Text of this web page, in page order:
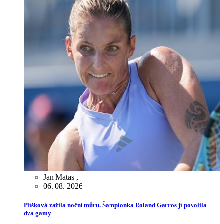
Jan Matas ,
06. 08. 2026
Plíšková zažila noční můru. Šampionka Roland Garros jí povolila
dva gamy